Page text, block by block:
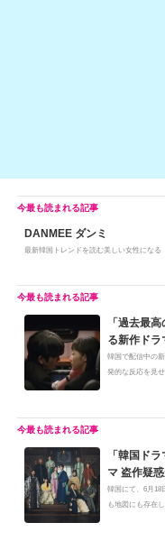
DANMEE ダンミ
最新韓国トレンドを読む美しい女性になる
「過去最
る新作ドラ
韓国で配信中の
発的な反応を見
「韓国ド
マ 盗作疑
韓国にて、6月18
も地図にも存在